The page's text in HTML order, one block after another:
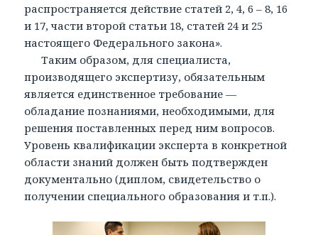
распространяется действие статей 2, 4, 6 – 8, 16
и 17, части второй статьи 18, статей 24 и 25
настоящего Федерального закона».
Таким образом, для специалиста,
производящего экспертизу, обязательным
является единственное требование —
обладание познаниями, необходимыми, для
решения поставленных перед ним вопросов.
Уровень квалификации эксперта в конкретной
области знаний должен быть подтвержден
документально (диплом, свидетельство о
получении специального образования и т.п.).